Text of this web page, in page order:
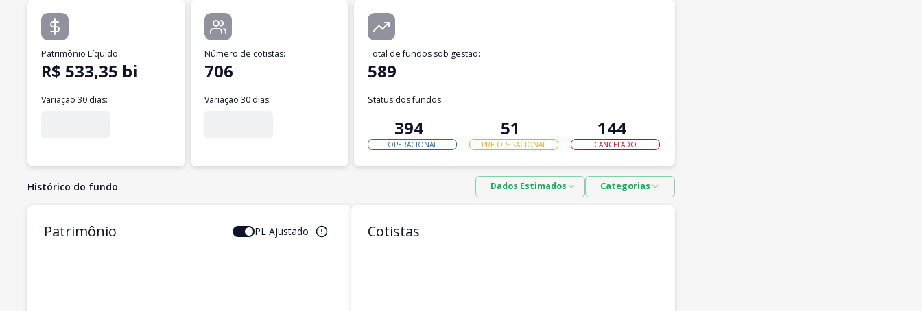
Patrimônio Líquido:
R$ 533,35 bi
Variação 30 dias:
Número de cotistas:
706
Variação 30 dias:
Total de fundos sob gestão:
589
Status dos fundos:
394
OPERACIONAL
51
PRÉ OPERACIONAL
144
CANCELADO
Histórico do fundo Dados Estimados Categorias
Patrimônio PL Ajustado Cotistas